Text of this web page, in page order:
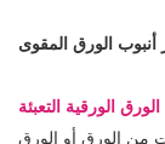
أنبوب الورق المقوى
الورقية التعبئة
الورق أو الورق